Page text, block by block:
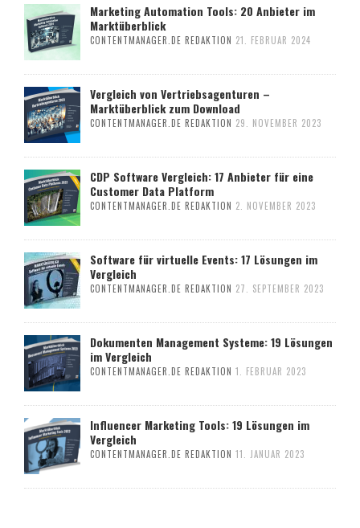
Marketing Automation Tools: 20 Anbieter im
Marktüberblick
CONTENTMANAGER.DE REDAKTION 21. FEBRUAR 2024
Vergleich von Vertriebsagenturen –
Marktüberblick zum Download
CONTENTMANAGER.DE REDAKTION 29. NOVEMBER 2023
CDP Software Vergleich: 17 Anbieter für eine
Customer Data Platform
CONTENTMANAGER.DE REDAKTION 2. NOVEMBER 2023
Software für virtuelle Events: 17 Lösungen im
Vergleich
CONTENTMANAGER.DE REDAKTION 27. SEPTEMBER 2023
Dokumenten Management Systeme: 19 Lösungen
im Vergleich
CONTENTMANAGER.DE REDAKTION 1. FEBRUAR 2023
Influencer Marketing Tools: 19 Lösungen im
Vergleich
CONTENTMANAGER.DE REDAKTION 11. JANUAR 2023